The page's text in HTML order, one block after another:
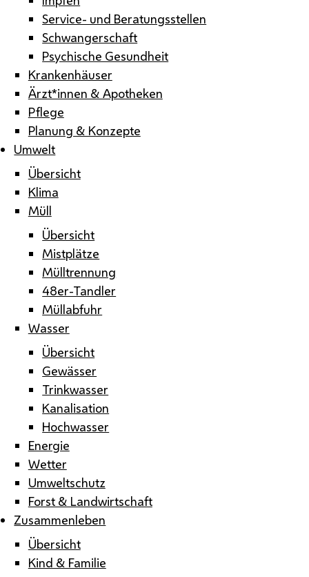
Service- und Beratungsstellen
Schwangerschaft
Psychische Gesundheit
Krankenhäuser
Ärzt*innen & Apotheken
Pflege
Planung & Konzepte
Umwelt
Übersicht
Klima
Müll
Übersicht
Mistplätze
Mülltrennung
48er-Tandler
Müllabfuhr
Wasser
Übersicht
Gewässer
Trinkwasser
Kanalisation
Hochwasser
Energie
Wetter
Umweltschutz
Forst & Landwirtschaft
Zusammenleben
Übersicht
Kind & Familie